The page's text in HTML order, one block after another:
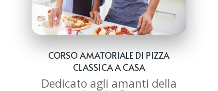
CORSO AMATORIALE DI PIZZA
CLASSICA A CASA
Dedicato agli amanti della